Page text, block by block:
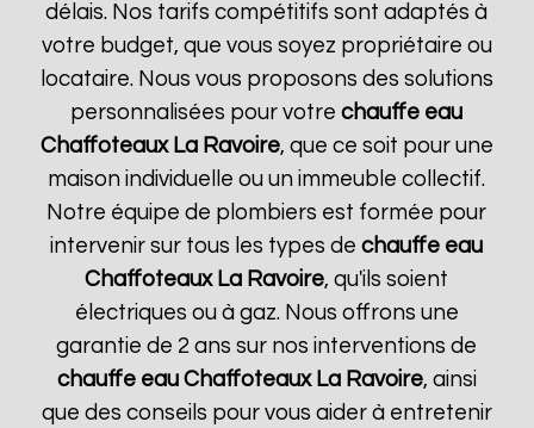
délais. Nos tarifs compétitifs sont adaptés à
votre budget, que vous soyez propriétaire ou
locataire. Nous vous proposons des solutions
personnalisées pour votrechauffe eau
Chaffoteaux La Ravoire, que ce soit pour une
maison individuelle ou un immeuble collectif.
Notre équipe de plombiers est formée pour
intervenir sur tous les types dechauffe eau
Chaffoteaux La Ravoire, qu'ils soient
électriques ou à gaz. Nous offrons une
garantie de 2 ans sur nos interventions de
chauffe eau Chaffoteaux La Ravoire, ainsi
que des conseils pour vous aider à entretenir